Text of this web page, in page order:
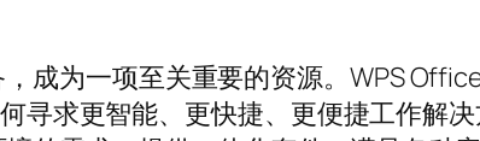
成为一项至关重要的资源。WPS
寻求更智能、更快捷、更便捷工作解